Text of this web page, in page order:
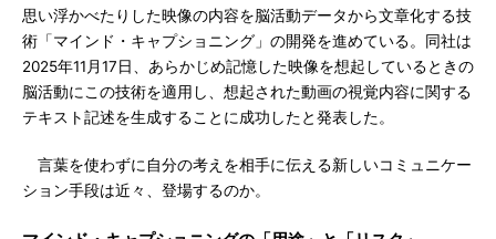
思い浮かべたりした映像の内容を脳活動データから文章化する技
術「マインド・キャプショニング」の開発を進めている。同社は
2025年11月17日、あらかじめ記憶した映像を想起しているときの
脳活動にこの技術を適用し、想起された動画の視覚内容に関する
テキスト記述を生成することに成功したと発表した。
言葉を使わずに自分の考えを相手に伝える新しいコミュニケー
ション手段は近々、登場するのか。